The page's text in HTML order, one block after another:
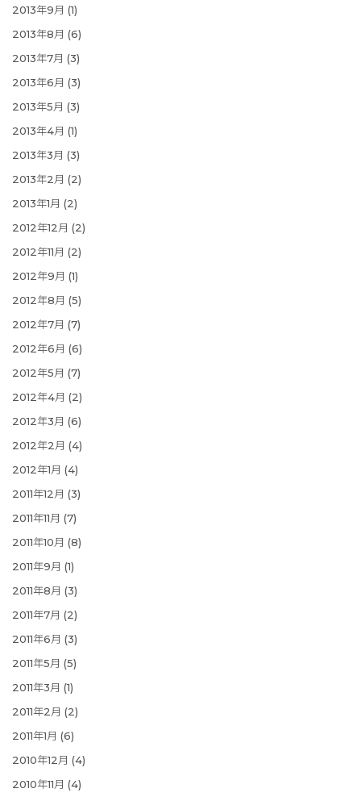
2013年9月 (1)
2013年8月 (6)
2013年7月 (3)
2013年6月 (3)
2013年5月 (3)
2013年4月 (1)
2013年3月 (3)
2013年2月 (2)
2013年1月 (2)
2012年12月 (2)
2012年11月 (2)
2012年9月 (1)
2012年8月 (5)
2012年7月 (7)
2012年6月 (6)
2012年5月 (7)
2012年4月 (2)
2012年3月 (6)
2012年2月 (4)
2012年1月 (4)
2011年12月 (3)
2011年11月 (7)
2011年10月 (8)
2011年9月 (1)
2011年8月 (3)
2011年7月 (2)
2011年6月 (3)
2011年5月 (5)
2011年3月 (1)
2011年2月 (2)
2011年1月 (6)
2010年12月 (4)
2010年11月 (4)